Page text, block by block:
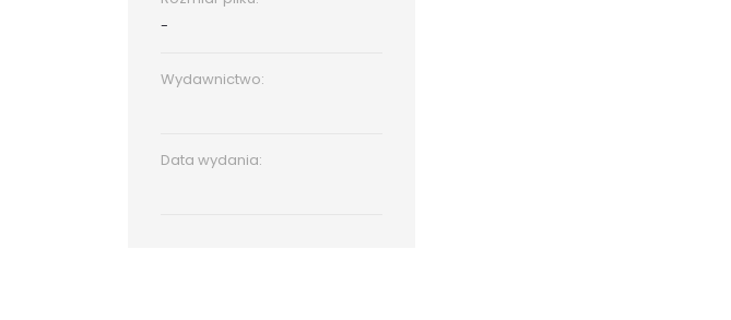
-
Wydawnictwo:
Data wydania: